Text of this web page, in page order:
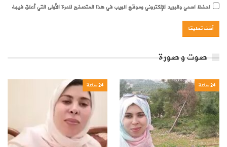
احفظ اسمي والبريد الإلكتروني وموقع الويب في هذا المتصفح للمرة الأولى التي أعلق فيها.
صوت و صورة
24 ساعة 24 ساعة